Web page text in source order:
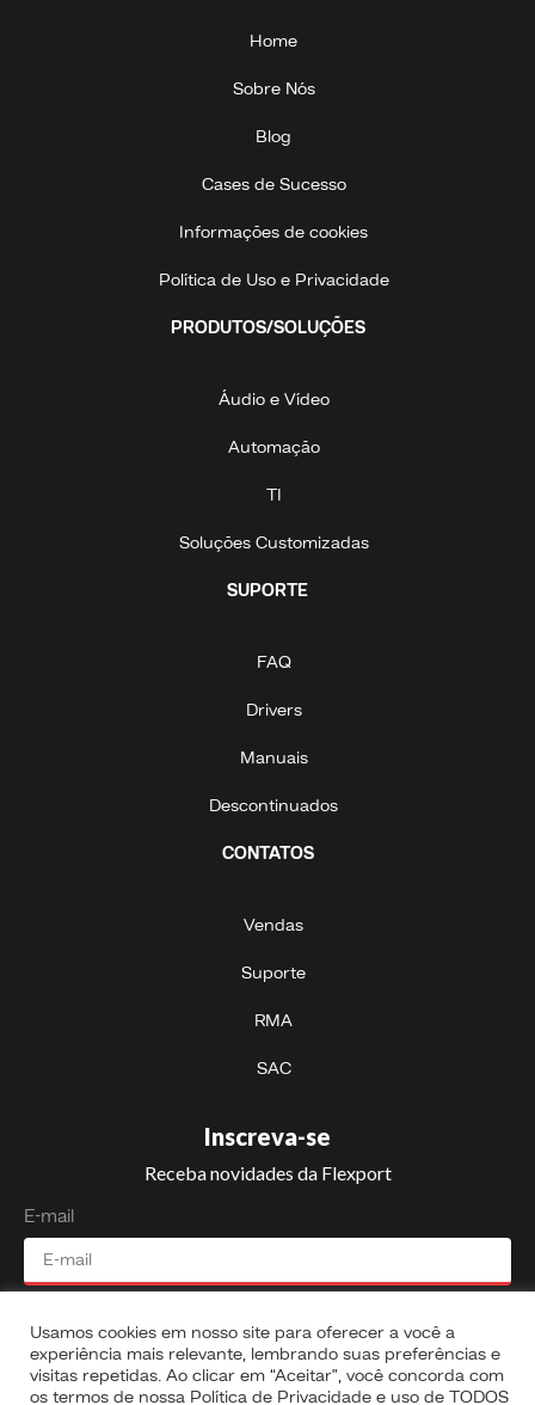
Home
Sobre Nós
Blog
Cases de Sucesso
Informações de cookies
Política de Uso e Privacidade
PRODUTOS/SOLUÇÕES
Áudio e Vídeo
Automação
TI
Soluções Customizadas
SUPORTE
FAQ
Drivers
Manuais
Descontinuados
CONTATOS
Vendas
Suporte
RMA
SAC
Inscreva-se
Receba novidades da Flexport
E-mail
Usamos cookies em nosso site para oferecer a você a
experiência mais relevante, lembrando suas preferências e
visitas repetidas. Ao clicar em “Aceitar”, você concorda com
os termos de nossa Política de Privacidade e uso de TODOS